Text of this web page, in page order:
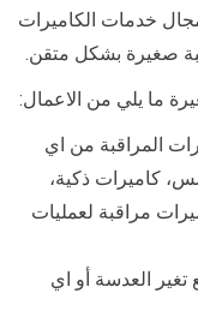
مجال خدمات الكاميرات
صغيرة بشكل متقن.
ما يلي من الاعمال:
المراقبة من اي
كاميرات ذكية،
مراقبة لعمليات
تغير العدسة أو اي